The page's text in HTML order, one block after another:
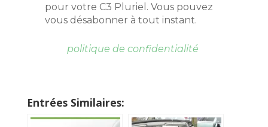
pour votre C3 Pluriel. Vous pouvez
vous désabonner à tout instant.
politique de confidentialité
Entrées Similaires: